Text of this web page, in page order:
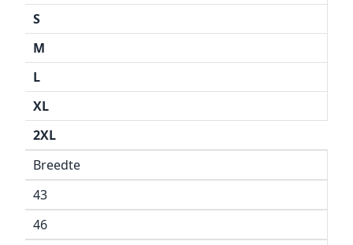
S
M
L
XL
2XL
Breedte
43
46